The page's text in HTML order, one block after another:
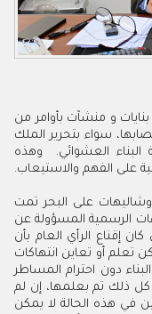
و منشآت بأوامر من
سواء بتحرير الملك
البناء العشوائي. وهذه
على الفهم والاستيعاب.
وشاليهات على البحر تمت
الرسمية المسؤولة عن
إقناع الرأي العام بأن
تعلم أو تعاين انتهاكات
دون احترام المساطر
كل ذلك تم بعلمها، إن لم
في هذه الحالة لا يمكن